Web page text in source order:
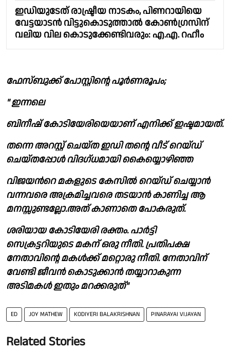
ഇഡിയുടേത് രാഷ്ട്രീയ നാടകം, പിണറായിയെ
വേട്ടയാടന്‍ വിട്ടുകൊടുത്താല്‍ കോണ്‍ഗ്രസിന്
വലിയ വില കൊടുക്കേണ്ടിവരും: എ.എ. റഹീം
ഫേസ്ബുക്ക് പോസ്റ്റിന്റെ പൂർണരൂപം;
" ഇന്നലെ
ബിനീഷ് കോടിയേരിയെയാണ് എനിക്ക് ഇഷ്ടമായത്.
തന്നെ അറസ്റ്റ് ചെയ്ത ഇഡി തൻ്റെ വീട് റെയ്ഡ്
ചെയ്തപ്പോൾ വിദഗ്ധമായി കൈയ്യൊഴിഞ്ഞ
വിജയൻറെ മകളുടെ കേസിൽ റെയ്ഡ് ചെയ്യാൻ
വന്നവരെ അക്രമിച്ചവരെ തടയാൻ കാണിച്ച ആ
മനസ്സുണ്ടല്ലോ.അത് കാണാതെ പോകരുത്.
ശരിയായ കോടിയേരി രക്തം. പാർട്ടി
സെക്രട്ടറിയുടെ മകന് ഒരു നീതി. പ്രതിപക്ഷ
നേതാവിന്റെ മകൾക്ക് മറ്റൊരു നീതി. നേതാവിന്
വേണ്ടി ജീവൻ കൊടുക്കാൻ തയ്യാറാകുന്ന
അടിമകൾ ഇതും മറക്കരുത്"
ED JOY MATHEW KODIYERI BALAKRISHNAN PINARAYAI VIJAYAN
Related Stories